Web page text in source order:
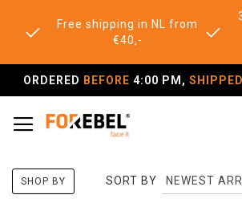
Free shipping in NL from
€40,-
ORDERED BEFORE 4:00 PM, SHIPPED
SORT BY
SHOP BY